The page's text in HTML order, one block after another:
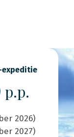
expeditie
p.p.
2026)
2027)